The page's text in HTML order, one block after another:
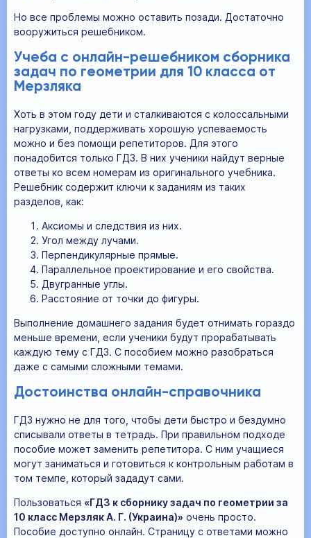
Но все проблемы можно оставить позади. Достаточно
вооружиться решебником.
Учеба с онлайн-решебником сборника
задач по геометрии для 10 класса от
Мерзляка
Хоть в этом году дети и сталкиваются с колоссальными
нагрузками, поддерживать хорошую успеваемость
можно и без помощи репетиторов. Для этого
понадобится только ГДЗ. В них ученики найдут верные
ответы ко всем номерам из оригинального учебника.
Решебник содержит ключи к заданиям из таких
разделов, как:
Аксиомы и следствия из них.
Угол между лучами.
Перпендикулярные прямые.
Параллельное проектирование и его свойства.
Двугранные углы.
Расстояние от точки до фигуры.
Выполнение домашнего задания будет отнимать гораздо
меньше времени, если ученики будут прорабатывать
каждую тему с ГДЗ. С пособием можно разобраться
даже с самыми сложными темами.
Достоинства онлайн-справочника
ГДЗ нужно не для того, чтобы дети быстро и бездумно
списывали ответы в тетрадь. При правильном подходе
пособие может заменить репетитора. С ним учащиеся
могут заниматься и готовиться к контрольным работам в
том темпе, который зададут сами.
Пользоваться «ГДЗ к сборнику задач по геометрии за
10 класс Мерзляк А. Г. (Украина)» очень просто.
Пособие доступно онлайн. Страницу с ответами можно